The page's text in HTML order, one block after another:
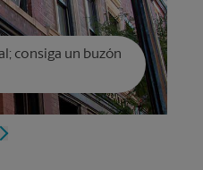
consiga un buzón